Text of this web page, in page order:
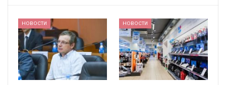
НОВОСТИ НОВОСТИ